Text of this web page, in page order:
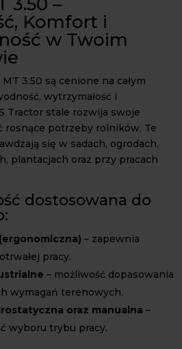
Komfort i
w Twoim
3.50 są cenione na całym
wytrzymałość i
Tractor stale rozwija swoje
rosnące potrzeby rolników. Te
się w sadach, ogrodach,
plantacjach oraz przy pracach
dostosowana do
– zapewnia
pracy.
– możliwość dopasowania
wymagań terenowych.
oraz manualna –
wyboru trybu pracy.